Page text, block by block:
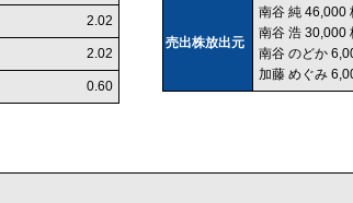
2.02
2.02
0.60
売出株放出元
南谷 純 46,000
南谷 浩 30,000
南谷 のどか
加藤 めぐみ